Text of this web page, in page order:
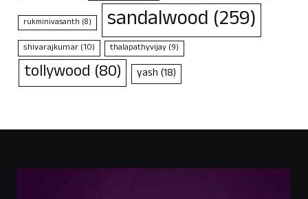
rukminivasanth (8) sandalwood (259)
shivarajkumar(10) thalapathyvijay(9)
tollywood (80) yash(18)